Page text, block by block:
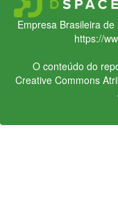
Empresa Brasileira
https://
O conteúdo do
Creative Commons